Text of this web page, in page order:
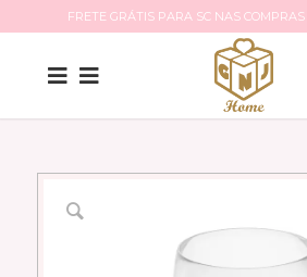
FRETE GRÁTIS PARA SC NAS